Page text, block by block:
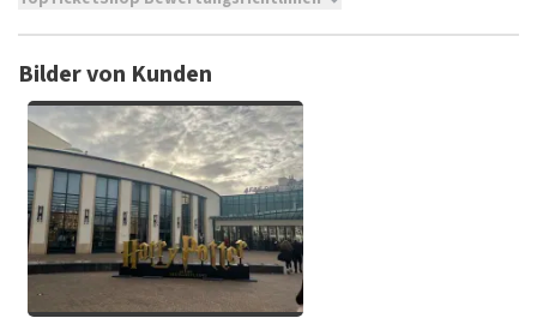
Es ist nicht möglich, eine Bewertung abzugeben, wenn du
beleidigender Sprache und/oder falschen Angaben werden
nicht veröffentlicht. Es kann einige Wochen dauern, bis eine
Bewertung veröffentlicht wird.
Bilder von Kunden